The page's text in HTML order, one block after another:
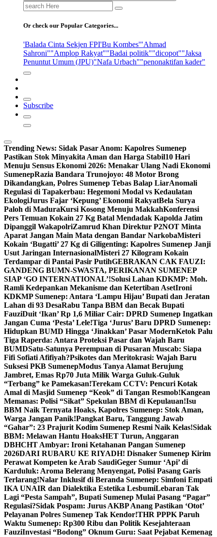
Search
for:
Or check our Popular Categories...
'Balada Cinta Sekjen FPI'Bu Kombes'"Ahmad
Sahroni""Amplop Rakyat""Badai politik""dicopot""Jaksa
Penuntut Umum (JPU)"Nafa Urbach""penonaktifan kader"
Subscribe
Trending News: Sidak Pasar Anom: Kapolres Sumenep
Pastikan Stok Minyakita Aman dan Harga Stabil10 Hari
Menuju Sensus Ekonomi 2026: Menakar Ulang Nadi Ekonomi
SumenepRazia Bandara Trunojoyo: 48 Motor Brong
Dikandangkan, Polres Sumenep Tebas Balap LiarAnomali
Regulasi di Tapakerbau: Hegemoni Modal vs Kedaulatan
EkologiJurus Fajar ‘Kepung’ Ekonomi RakyatBela Surya
Paloh di MaduraKursi Kosong Menuju MakkahKonferensi
Pers Temuan Kokain 27 Kg Batal Mendadak Kapolda Jatim
Dipanggil WakapolriZamrud Khan Direktur P2NOT Minta
Aparat Jangan Main Mata dengan Bandar NarkobaMisteri
Kokain ‘Bugatti’ 27 Kg di Giligenting: Kapolres Sumenep Janji
Usut Jaringan InternasionalMisteri 27 Kilogram Kokain
Terdampar di Pantai Pasir PutihGEBRAKAN CAK FAUZI:
GANDENG BUMN-SWASTA, PERIKANAN SUMENEP
SIAP ‘GO INTERNATIONAL’!Solusi Lahan KDKMP: Moh.
Ramli Kedepankan Mekanisme dan Ketertiban AsetIroni
KDKMP Sumenep: Antara ‘Lampu Hijau’ Bupati dan Jeratan
Lahan di 93 DesaRabu Tanpa BBM dan Becak Bupati
FauziDuit ‘Ikan’ Rp 1,6 Miliar Cair: DPRD Sumenep Ingatkan
Jangan Cuma ‘Pesta’ Lele!Tiga ‘Jurus’ Baru DPRD Sumenep:
Hidupkan BUMD Hingga ‘Jinakkan’ Pasar ModernKetok Palu
Tiga Raperda: Antara Proteksi Pasar dan Wajah Baru
BUMDSatu-Satunya Perempuan di Pusaran Muscab: Siapa
Fifi Sofiati Afifiyah?Psikotes dan Meritokrasi: Wajah Baru
Suksesi PKB SumenepModus Tanya Alamat Berujung
Jambret, Emas Rp70 Juta Milik Warga Guluk-Guluk
“Terbang” ke Pamekasan!Terekam CCTV: Pencuri Kotak
Amal di Masjid Sumenep “Keok” di Tangan Resmob!Kangean
Memanas: Polisi “Sikat” Spekulan BBM di Kepulauan!Isu
BBM Naik Ternyata Hoaks, Kapolres Sumenep: Stok Aman,
Warga Jangan Panik!Pangkat Baru, Tanggung Jawab
“Gahar”: 23 Prajurit Kodim Sumenep Resmi Naik Kelas!Sidak
BBM: Melawan Hantu HoaksHET Turun, Anggaran
DBHCHT Ambyar: Ironi Ketahanan Pangan Sumenep
2026DARI RUBARU KE RIYADH! Disnaker Sumenep Kirim
Perawat Kompeten ke Arab SaudiGeger Sumur ‘Api’ di
Karduluk: Aroma Belerang Menyengat, Polisi Pasang Garis
Terlarang!Nalar Inklusif di Beranda Sumenep: Simfoni Empati
IKA UNAIR dan Dialektika Estetika LesbumiLebaran Tak
Lagi “Pesta Sampah”, Bupati Sumenep Mulai Pasang “Pagar”
Regulasi?Sidak Pospam: Jurus AKBP Anang Pastikan ‘Otot’
Pelayanan Polres Sumenep Tak Kendor!THR PPPK Paruh
Waktu Sumenep: Rp300 Ribu dan Politik Kesejahteraan
FauziInvestasi “Bodong” Oknum Guru: Saat Pejabat Kemenag